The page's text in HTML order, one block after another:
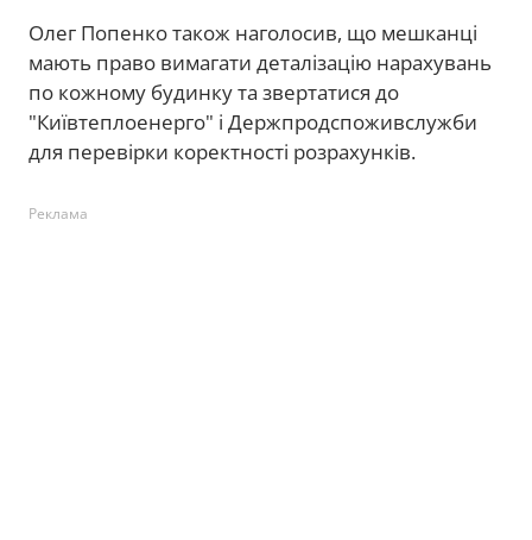
Олег Попенко також наголосив, що мешканці
мають право вимагати деталізацію нарахувань
по кожному будинку та звертатися до
"Київтеплоенерго" і Держпродспоживслужби
для перевірки коректності розрахунків.
Реклама